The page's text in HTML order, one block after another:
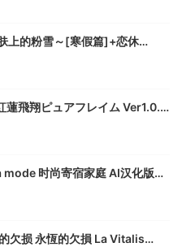
同，有的直接将城市建筑作
带大量的设施；有的在雪山
利用熔岩的能量进行建造和
上的粉雪～[寒假篇]+恋休
蓮飛翔ピュアフレイム Ver1.0.4
时尚寄宿家庭 AI汉化版
欠损 永恆的欠損 La Vitalis